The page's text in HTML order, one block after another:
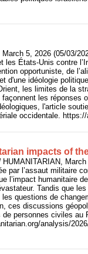
5, 2026 (05/03/
les États-Unis contre
opportuniste, de
d'une idéologie
les limites de la
les réponses
l'article
occidentale.
impacts of
par l’assaut militaire
l’impact humanitaire
Tandis que
questions de
ces discussions
personnes civiles au
analysis/